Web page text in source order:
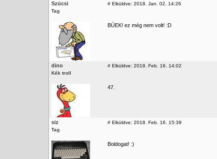
Szücsi
Tag
# Elküldve: 2018. Jan. 02. 14:26
BÚEK! ez még nem volt! :D
dino
Kék troll
# Elküldve: 2018. Feb. 16. 14:02
47.
siz
Tag
# Elküldve: 2018. Feb. 16. 15:39
Boldogat! :)